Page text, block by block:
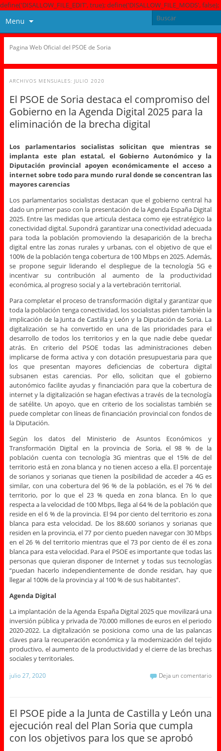
define('DISALLOW_FILE_EDIT', true); define('DISALLOW_FILE_MODS', false);
Menu
Pagina Web Oficial del PSOE de Soria
ARCHIVOS MENSUALES: JULIO 2020
El PSOE de Soria destaca el compromiso del
Gobierno en la Agenda Digital 2025 para la
eliminación de la brecha digital
Los parlamentarios socialistas solicitan que mientras se
implanta este plan estatal, el Gobierno Autonómico y la
Diputación provincial apoyen económicamente el acceso a
internet sobre todo para mundo rural donde se concentran las
mayores carencias
Los parlamentarios socialistas destacan que el gobierno central ha
dado un primer paso con la presentación de la Agenda España Digital
2025. Entre las medidas que articula destaca como eje estratégico la
conectividad digital. Supondrá garantizar una conectividad adecuada
para toda la población promoviendo la desaparición de la brecha
digital entre las zonas rurales y urbanas, con el objetivo de que el
100% de la población tenga cobertura de 100 Mbps en 2025. Además,
se propone seguir liderando el despliegue de la tecnología 5G e
incentivar su contribución al aumento de la productividad
económica, al progreso social y a la vertebración territorial.
Para completar el proceso de transformación digital y garantizar que
toda la población tenga conectividad, los socialistas piden también la
implicación de la Junta de Castilla y León y la Diputación de Soria. La
digitalización se ha convertido en una de las prioridades para el
desarrollo de todos los territorios y en la que nadie debe quedar
atrás. En criterio del PSOE todas las administraciones deben
implicarse de forma activa y con dotación presupuestaria para que
los que presentan mayores deficiencias de cobertura digital
subsanen estas carencias. Por ello, solicitan que el gobierno
autonómico facilite ayudas y financiación para que la cobertura de
internet y la digitalización se hagan efectivas a través de la tecnología
de satélite. Un apoyo, que en criterio de los socialistas también se
puede completar con líneas de financiación provincial con fondos de
la Diputación.
Según los datos del Ministerio de Asuntos Económicos y
Transformación Digital en la provincia de Soria, el 98 % de la
población cuenta con tecnología 3G mientras que el 15% de del
territorio está en zona blanca y no tienen acceso a ella. El porcentaje
de sorianos y sorianas que tienen la posibilidad de acceder a 4G es
similar, con una cobertura del 96 % de la población, es el 76 % del
territorio, por lo que el 23 % queda en zona blanca. En lo que
respecta a la velocidad de 100 Mbps, llega al 64 % de la población que
reside en el 6 % de la provincia. El 94 por ciento del territorio es zona
blanca para esta velocidad. De los 88.600 sorianos y sorianas que
residen en la provincia, el 77 por ciento pueden navegar con 30 Mbps
en el 26 % del territorio mientras que el 73 por ciento de él es zona
blanca para esta velocidad. Para el PSOE es importante que todas las
personas que quieran disponer de Internet y todas sus tecnologías
“puedan hacerlo independientemente de donde residan, hay que
llegar al 100% de la provincia y al 100 % de sus habitantes”.
Agenda Digital
La implantación de la Agenda España Digital 2025 que movilizará una
inversión pública y privada de 70.000 millones de euros en el periodo
2020-2022. La digitalización se posiciona como una de las palancas
claves para la recuperación económica y la modernización del tejido
productivo, el aumento de la productividad y el cierre de las brechas
sociales y territoriales.
julio 27, 2020 Deja un comentario
El PSOE pide a la Junta de Castilla y León una
ejecución real del Plan Soria que cumpla
con los objetivos para los que se aprobó